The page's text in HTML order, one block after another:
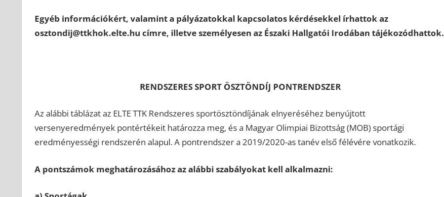
Egyéb információkért, valamint a pályázatokkal kapcsolatos kérdésekkel írhattok az
osztondij@ttkhok.elte.hu címre, illetve személyesen az Északi Hallgatói Irodában tájékozódhattok.
RENDSZERES SPORT ÖSZTÖNDÍJ PONTRENDSZER
Az alábbi táblázat az ELTE TTK Rendszeres sportösztöndíjának elnyeréséhez benyújtott
versenyeredmények pontértékeit határozza meg, és a Magyar Olimpiai Bizottság (MOB) sportági
eredményességi rendszerén alapul. A pontrendszer a 2019/2020-as tanév első félévére vonatkozik.
A pontszámok meghatározásához az alábbi szabályokat kell alkalmazni: